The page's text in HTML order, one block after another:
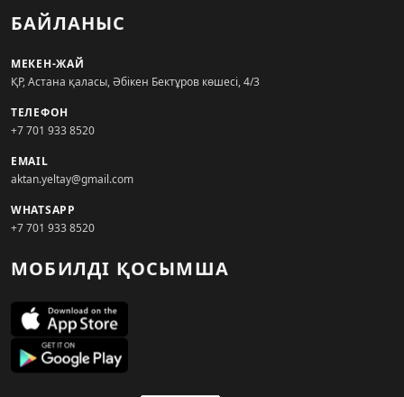
БАЙЛАНЫС
МЕКЕН-ЖАЙ
ҚР, Астана қаласы, Әбікен Бектұров көшесі, 4/3
ТЕЛЕФОН
+7 701 933 8520
EMAIL
aktan.yeltay@gmail.com
WHATSAPP
+7 701 933 8520
МОБИЛДІ ҚОСЫМША